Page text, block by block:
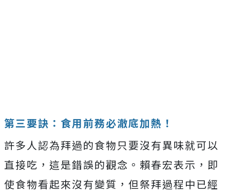
第三要訣：食用前務必澈底加熱！
許多人認為拜過的食物只要沒有異味就可以
直接吃，這是錯誤的觀念。賴春宏表示，即
使食物看起來沒有變質，但祭拜過程中已經